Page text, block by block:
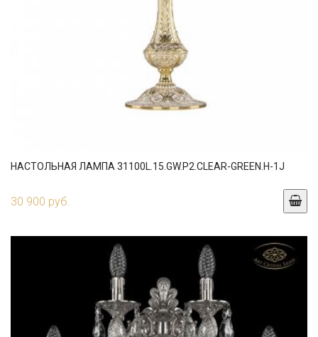
НАСТОЛЬНАЯ ЛАМПА 31100L.15.GW.P2.CLEAR-GREEN.H-1J
30 900 руб.